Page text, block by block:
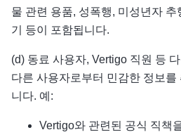
물 관련 용품, 성폭행, 미성년자
기 등이 포함됩니다.
(d) 동료 사용자, Vertigo 직원 등
다른 사용자로부터 민감한 정보
니다. 예:
Vertigo와 관련된 공식 직책